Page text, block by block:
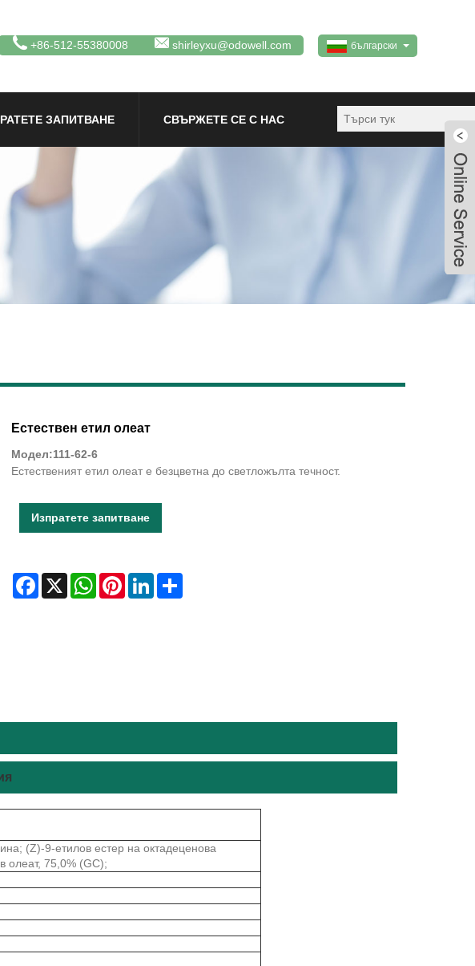
български
+86-512-55380008 shirleyxu@odowell.com
ЗАПИТВАНЕ СВЪРЖЕТЕ СЕ С НАС
Естествен етил олеат
Модел:111-62-6
Естественият етил олеат е безцветна до светложълта течност.
Изпратете запитване
Facebook
X WhatsAppPinterestLinkedInShare
(Z)-9-етилов естер на октадеценова
олеат, 75,0% (GC);